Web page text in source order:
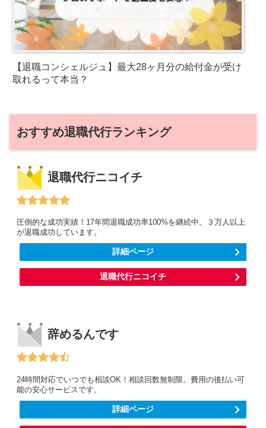
【退職コンシェルジュ】最大28ヶ月分の給付金が受け
取れるって本当？
おすすめ退職代行ランキング
退職代行ニコイチ
圧倒的な成功実績！17年間退職成功率100%を継続中。３万人以上
が退職成功しています。
詳細ページ
退職代行ニコイチ
辞めるんです
24時間対応でいつでも相談OK！相談回数無制限。費用の後払い可
能の安心サービスです。
詳細ページ